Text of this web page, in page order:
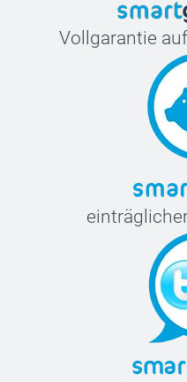
Vollgarantie